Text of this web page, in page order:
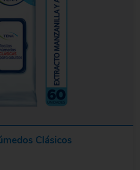
Clásicos